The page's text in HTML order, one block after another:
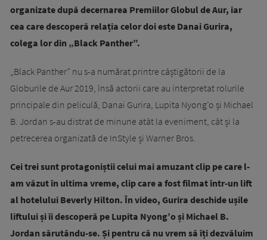
organizate după decernarea Premiilor Globul de Aur, iar
cea care descoperă relația celor doi este Danai Gurira,
colega lor din „Black Panther”.
„Black Panther” nu s-a numărat printre câștigătorii de la
Globurile de Aur 2019, însă actorii care au interpretat rolurile
principale din peliculă, Danai Gurira, Lupita Nyong’o și Michael
B. Jordan s-au distrat de minune atât la eveniment, cât și la
petrecerea organizată de InStyle și Warner Bros.
Cei trei sunt protagoniștii celui mai amuzant clip pe care l-
am văzut în ultima vreme, clip care a fost filmat într-un lift
al hotelului Beverly Hilton. În video, Gurira deschide ușile
liftului și îi descoperă pe Lupita Nyong’o și Michael B.
Jordan sărutându-se. Și pentru că nu vrem să îți dezvăluim